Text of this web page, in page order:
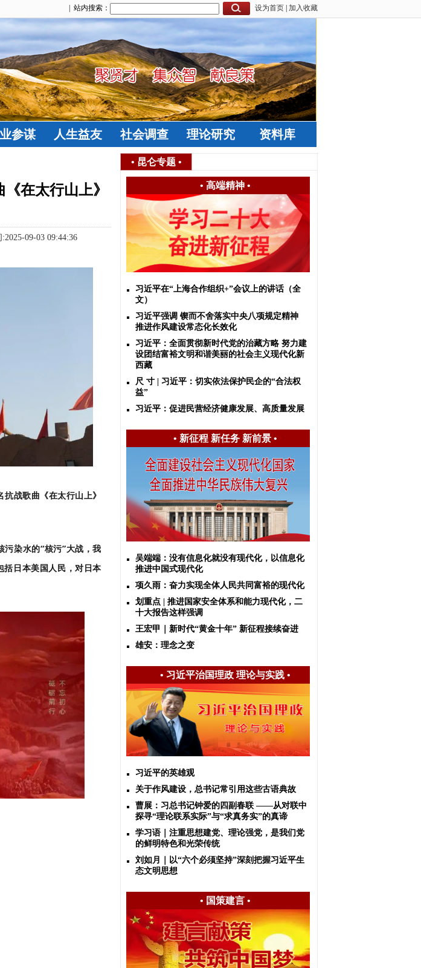
设为首页 加入收藏
| 站内搜索：
参谋 人生益友 社会调查 理论研究 资料库
在太行山上》
09-03 09:44:36
战歌曲《在太行山上》
染水的“核污”大战，我
日本美国人民，对日本
• 昆仑专题 •
• 高端精神•
习近平在“上海合作组织+”会议上的讲话（全
文）
习近平强调 锲而不舍落实中央八项规定精神
推进作风建设常态化长效化
习近平：全面贯彻新时代党的治藏方略 努力建
设团结富裕文明和谐美丽的社会主义现代化新
西藏
尺 寸 | 习近平：切实依法保护民企的“合法权
益”
习近平：促进民营经济健康发展、高质量发展
• 新征程 新任务 新前景•
吴端端：没有信息化就没有现代化，以信息化
推进中国式现代化
项久雨：奋力实现全体人民共同富裕的现代化
划重点 | 推进国家安全体系和能力现代化，二
十大报告这样强调
王宏甲｜新时代“黄金十年” 新征程接续奋进
雄安：理念之变
• 习近平治国理政 理论与实践•
习近平的英雄观
关于作风建设，总书记常引用这些古语典故
曹展：习总书记钟爱的四副春联 ——从对联中
探寻“理论联系实际”与“求真务实”的真谛
学习语｜注重思想建党、理论强党，是我们党
的鲜明特色和光荣传统
刘如月｜以“六个必须坚持”深刻把握习近平生
态文明思想
• 国策建言•